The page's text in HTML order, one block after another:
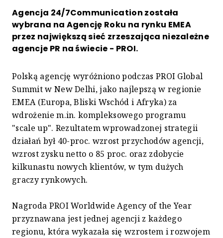
Agencja 24/7Communication została
wybrana na Agencję Roku na rynku EMEA
przez największą sieć zrzeszająca niezależne
agencje PR na świecie - PROI.
Polską agencję wyróżniono podczas PROI Global
Summit w New Delhi, jako najlepszą w regionie
EMEA (Europa, Bliski Wschód i Afryka) za
wdrożenie m.in. kompleksowego programu
"scale up". Rezultatem wprowadzonej strategii
działań był 40-proc. wzrost przychodów agencji,
wzrost zysku netto o 85 proc. oraz zdobycie
kilkunastu nowych klientów, w tym dużych
graczy rynkowych.
Nagroda PROI Worldwide Agency of the Year
przyznawana jest jednej agencji z każdego
regionu, która wykazała się wzrostem i rozwojem